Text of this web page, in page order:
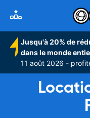
Jusqu'à 20% de
dans le monde
11 août 2026 -